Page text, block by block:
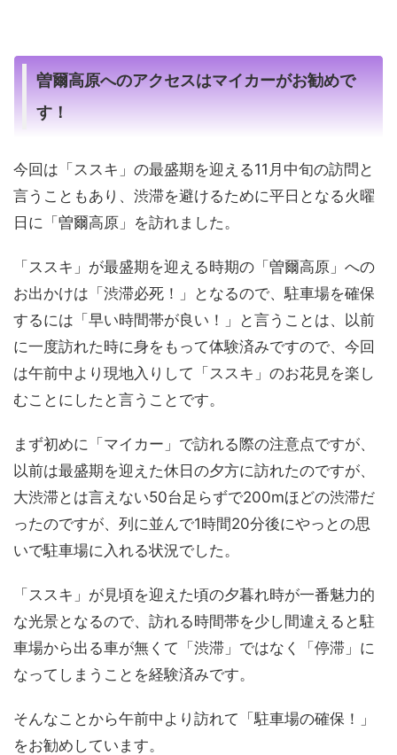
曽爾高原へのアクセスはマイカーがお勧めで
す！
今回は「ススキ」の最盛期を迎える11月中旬の訪問と
言うこともあり、渋滞を避けるために平日となる火曜
日に「曽爾高原」を訪れました。
「ススキ」が最盛期を迎える時期の「曽爾高原」への
お出かけは「渋滞必死！」となるので、駐車場を確保
するには「早い時間帯が良い！」と言うことは、以前
に一度訪れた時に身をもって体験済みですので、今回
は午前中より現地入りして「ススキ」のお花見を楽し
むことにしたと言うことです。
まず初めに「マイカー」で訪れる際の注意点ですが、
以前は最盛期を迎えた休日の夕方に訪れたのですが、
大渋滞とは言えない50台足らずで200mほどの渋滞だ
ったのですが、列に並んで1時間20分後にやっとの思
いで駐車場に入れる状況でした。
「ススキ」が見頃を迎えた頃の夕暮れ時が一番魅力的
な光景となるので、訪れる時間帯を少し間違えると駐
車場から出る車が無くて「渋滞」ではなく「停滞」に
なってしまうことを経験済みです。
そんなことから午前中より訪れて「駐車場の確保！」
をお勧めしています。